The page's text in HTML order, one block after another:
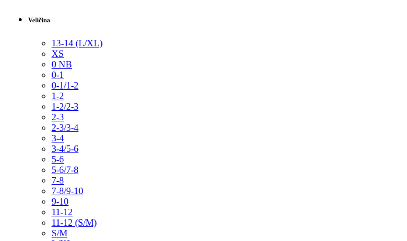
Veličina
13-14 (L/XL)
XS
0 NB
0-1
0-1/1-2
1-2
1-2/2-3
2-3
2-3/3-4
3-4
3-4/5-6
5-6
5-6/7-8
7-8
7-8/9-10
9-10
11-12
11-12 (S/M)
S/M